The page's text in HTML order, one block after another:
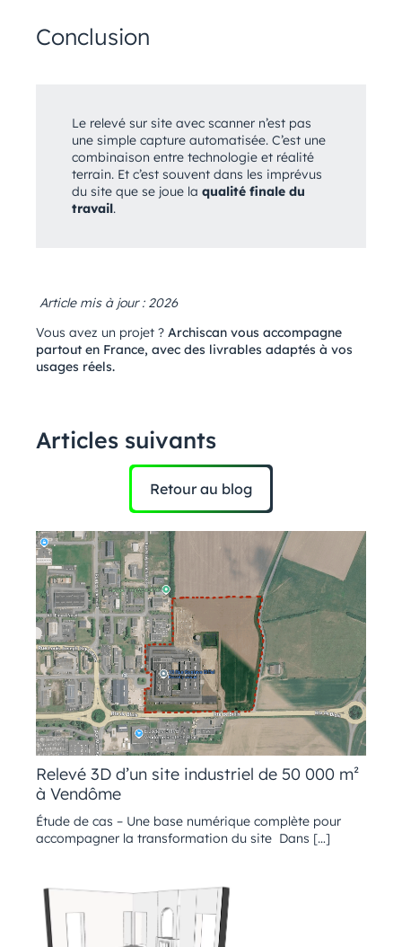
Conclusion
Le relevé sur site avec scanner n’est pas
une simple capture automatisée. C’est une
combinaison entre technologie et réalité
terrain. Et c’est souvent dans les imprévus
du site que se joue la qualité finale du
travail.
Article mis à jour : 2026
Vous avez un projet ? Archiscan vous accompagne
partout en France, avec des livrables adaptés à vos
usages réels.
Articles suivants
Retour au blog
Relevé 3D d’un site industriel de 50 000 m²
à Vendôme
Étude de cas – Une base numérique complète pour
accompagner la transformation du site Dans […]